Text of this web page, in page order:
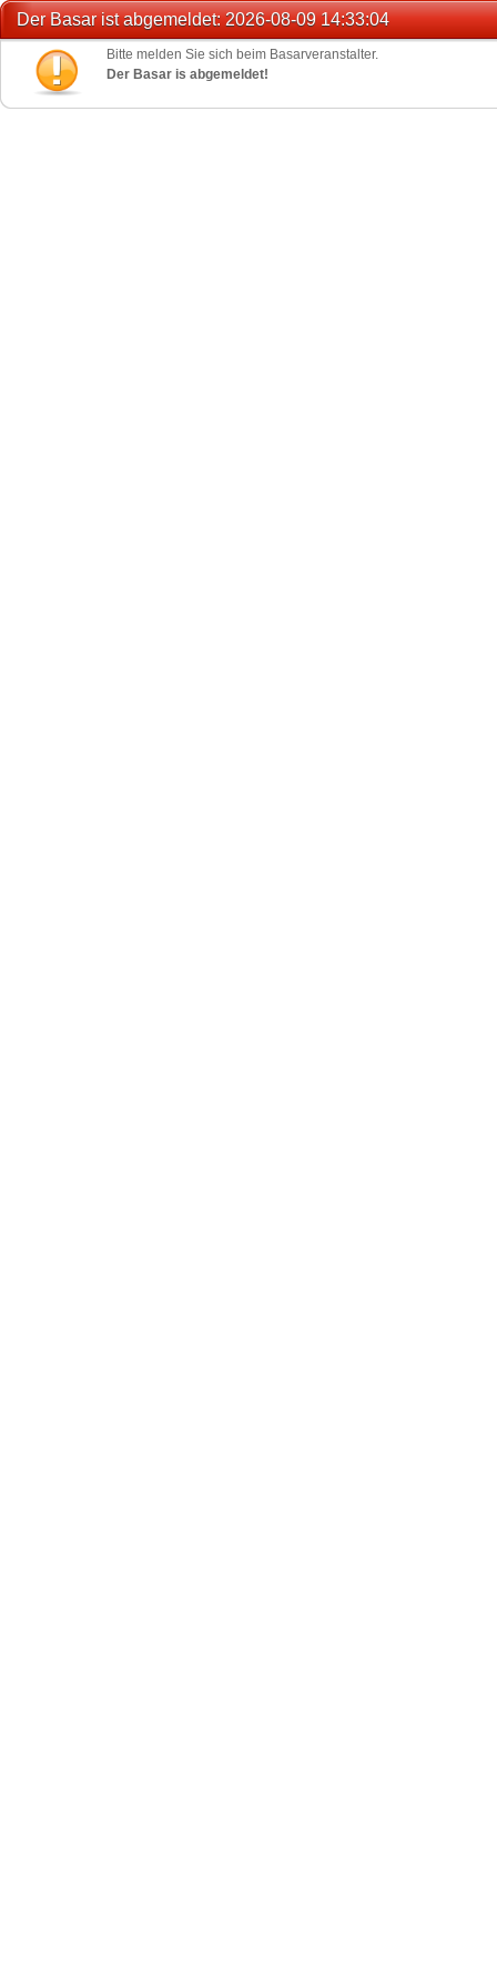
Der Basar ist abgemeldet: 2026-08-09 14:33:04
Bitte melden Sie sich beim Basarveranstalter.
Der Basar is abgemeldet!